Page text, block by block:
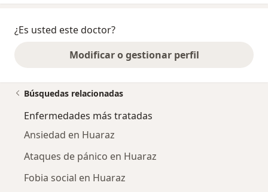
¿Es usted este doctor?
Modificar o gestionar perfil
Búsquedas relacionadas
Enfermedades más tratadas
Ansiedad en Huaraz
Ataques de pánico en Huaraz
Fobia social en Huaraz